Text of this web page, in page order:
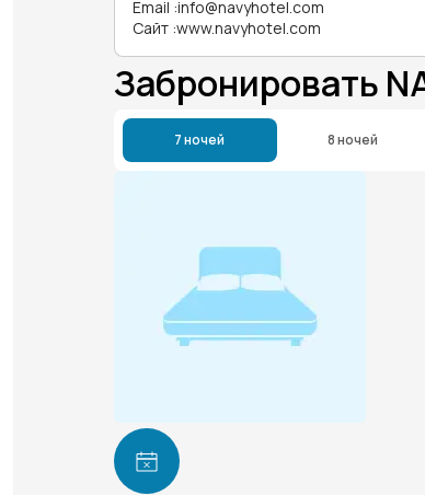
Email :info@navyhotel.com
Сайт :www.navyhotel.com
Забронировать
7 ночей 8 ночей